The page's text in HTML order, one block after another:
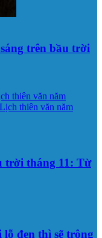
trên bầu trời
thiên văn năm
Lịch thiên văn năm
trời tháng 11: Từ
đen thì sẽ trông